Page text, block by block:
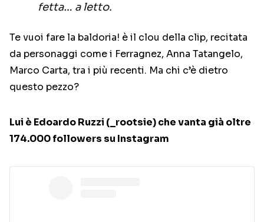
fetta… a letto.
Te vuoi fare la baldoria! è il clou della clip, recitata
da personaggi come i Ferragnez, Anna Tatangelo,
Marco Carta, tra i più recenti. Ma chi c’è dietro
questo pezzo?
Lui è Edoardo Ruzzi (_rootsie) che vanta già oltre
174.000 followers su Instagram